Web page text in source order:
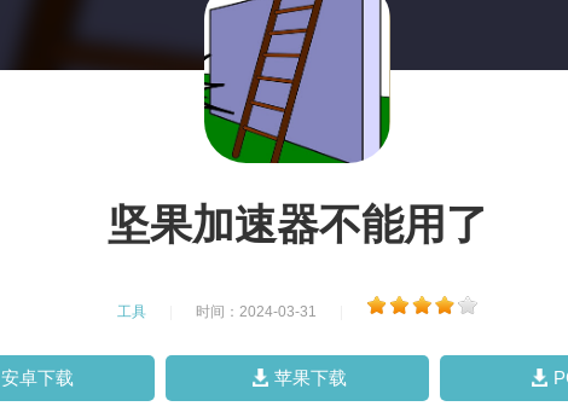
坚果加速器不能用了
工具 时间：2024-03-31
安卓下载 苹果下载